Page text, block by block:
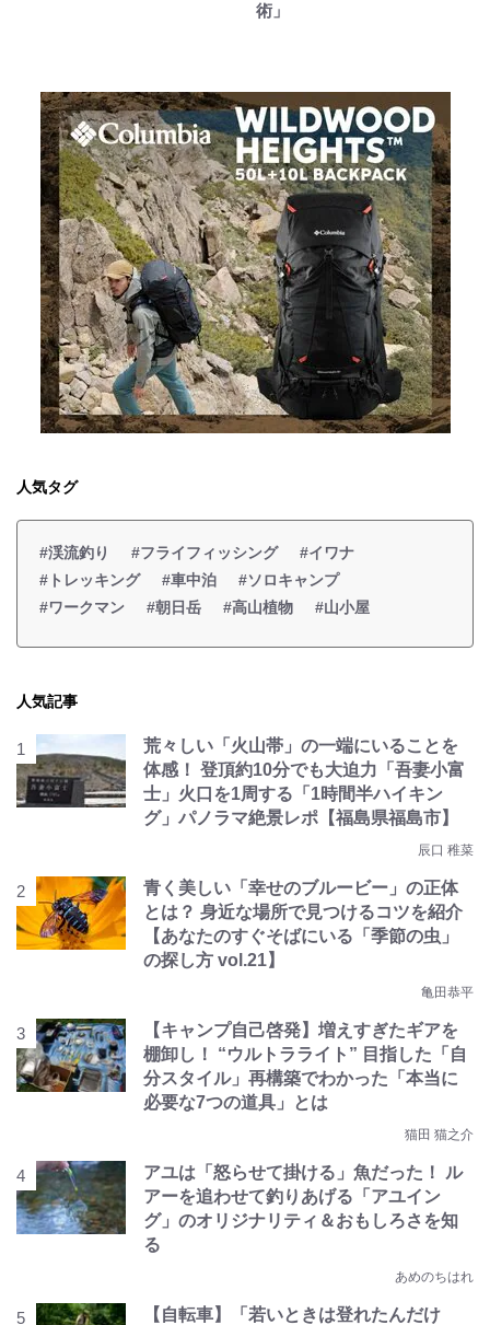
術」
人気タグ
#渓流釣り #フライフィッシング
#イワナ
#トレッキング
#車中泊
#ソロキャンプ
#ワークマン
#朝日岳 #高山植物 #山小屋
人気記事
荒々しい「火山帯」の一端にいることを
体感！ 登頂約10分でも大迫力「吾妻小富
士」火口を1周する「1時間半ハイキン
グ」パノラマ絶景レポ【福島県福島市】
辰口 稚菜
青く美しい「幸せのブルービー」の正体
とは？ 身近な場所で見つけるコツを紹介
【あなたのすぐそばにいる「季節の虫」
の探し方 vol.21】
亀田恭平
【キャンプ自己啓発】増えすぎたギアを
棚卸し！ “ウルトラライト” 目指した「自
分スタイル」再構築でわかった「本当に
必要な7つの道具」とは
猫田 猫之介
アユは「怒らせて掛ける」魚だった！ ル
アーを追わせて釣りあげる「アユイン
グ」のオリジナリティ＆おもしろさを知
る
あめのちはれ
【自転車】「若いときは登れたんだけ